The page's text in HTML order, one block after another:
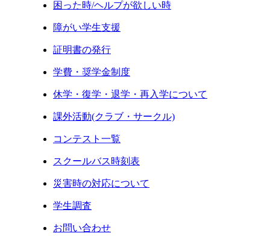
困った時/ヘルプが欲しい時
障がい学生支援
証明書の発行
学費・奨学金制度
休学・復学・退学・再入学について
課外活動(クラブ・サークル)
コンテスト一覧
スクールバス時刻表
災害時の対応について
学生調査
お問い合わせ